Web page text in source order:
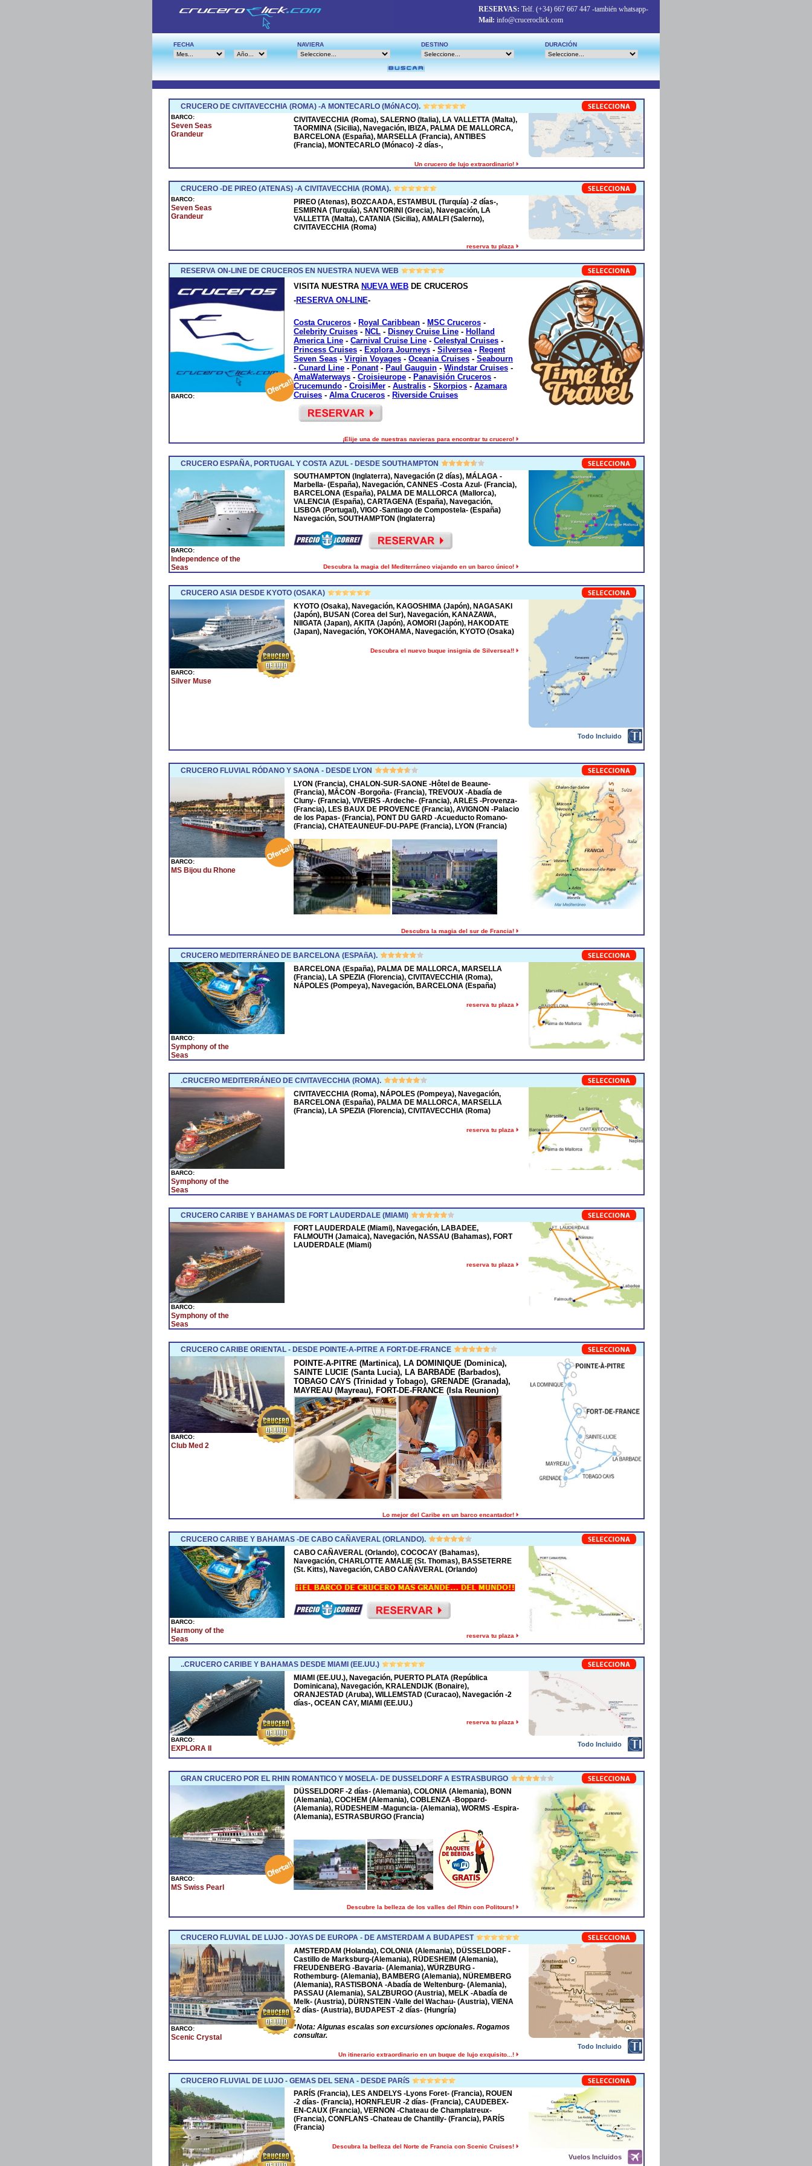
RESERVAS: Telf. (+34) 667 667 447 -también whatsapp-
Mail: info@cruceroclick.com
FECHA NAVIERA DESTINO DURACIÓN
CRUCERO DE CIVITAVECCHIA (ROMA) -A MONTECARLO (MóNACO).
BARCO:
Seven Seas
Grandeur
CIVITAVECCHIA (Roma), SALERNO (Italia), LA VALLETTA (Malta),
TAORMINA (Sicilia), Navegación, IBIZA, PALMA DE MALLORCA,
BARCELONA (España), MARSELLA (Francia), ANTIBES
(Francia), MONTECARLO (Mónaco) -2 días-,
Un crucero de lujo extraordinario!
CRUCERO -DE PIREO (ATENAS) -A CIVITAVECCHIA (ROMA).
BARCO:
Seven Seas
Grandeur
PIREO (Atenas), BOZCAADA, ESTAMBUL (Turquía) -2 días-,
ESMIRNA (Turquía), SANTORINI (Grecia), Navegación, LA
VALLETTA (Malta), CATANIA (Sicilia), AMALFI (Salerno),
CIVITAVECCHIA (Roma)
reserva tu plaza
RESERVA ON-LINE DE CRUCEROS EN NUESTRA NUEVA WEB
BARCO:
VISITA NUESTRA NUEVA WEB DE CRUCEROS
-RESERVA ON-LINE-
Costa Cruceros - Royal Caribbean - MSC Cruceros -
Celebrity Cruises - NCL - Disney Cruise Line - Holland
America Line - Carnival Cruise Line - Celestyal Cruises -
Princess Cruises - Explora Journeys - Silversea- Regent
Seven Seas - Virgin Voyages - Oceania Cruises - Seabourn
- Cunard Line - Ponant- Paul Gauguin - Windstar Cruises -
AmaWaterways - Croisieurope - Panavisión Cruceros -
Crucemundo - CroisiMer - Australis - Skorpios - Azamara
Cruises - Alma Cruceros - Riverside Cruises
¡Elije una de nuestras navieras para encontrar tu crucero!
CRUCERO ESPAÑA, PORTUGAL Y COSTA AZUL - DESDE SOUTHAMPTON
BARCO:
Independence of the
Seas
SOUTHAMPTON (Inglaterra), Navegación (2 días), MÁLAGA -
Marbella- (España), Navegación, CANNES -Costa Azul- (Francia),
BARCELONA (España), PALMA DE MALLORCA (Mallorca),
VALENCIA (España), CARTAGENA (España), Navegación,
LISBOA (Portugal), VIGO -Santiago de Compostela- (España)
Navegación, SOUTHAMPTON (Inglaterra)
Descubra la magia del Mediterráneo viajando en un barco único!
CRUCERO ASIA DESDE KYOTO (OSAKA)
BARCO:
Silver Muse
KYOTO (Osaka), Navegación, KAGOSHIMA (Japón), NAGASAKI
(Japón), BUSAN (Corea del Sur), Navegación, KANAZAWA,
NIIGATA (Japan), AKITA (Japón), AOMORI (Japón), HAKODATE
(Japan), Navegación, YOKOHAMA, Navegación, KYOTO (Osaka)
Descubra el nuevo buque insignia de Silversea!!
Todo Incluido
CRUCERO FLUVIAL RÓDANO Y SAONA - DESDE LYON
BARCO:
MS Bijou du Rhone
LYON (Francia), CHALON-SUR-SAONE -Hôtel de Beaune-
(Francia), MÂCON -Borgoña- (Francia), TREVOUX -Abadía de
Cluny- (Francia), VIVEIRS -Ardeche- (Francia), ARLES -Provenza-
(Francia), LES BAUX DE PROVENCE (Francia), AVIGNON -Palacio
de los Papas- (Francia), PONT DU GARD -Acueducto Romano-
(Francia), CHATEAUNEUF-DU-PAPE (Francia), LYON (Francia)
Descubra la magia del sur de Francia!
CRUCERO MEDITERRÁNEO DE BARCELONA (ESPAñA).
BARCO:
Symphony of the
Seas
BARCELONA (España), PALMA DE MALLORCA, MARSELLA
(Francia), LA SPEZIA (Florencia), CIVITAVECCHIA (Roma),
NÁPOLES (Pompeya), Navegación, BARCELONA (España)
reserva tu plaza
.CRUCERO MEDITERRÁNEO DE CIVITAVECCHIA (ROMA).
BARCO:
Symphony of the
Seas
CIVITAVECCHIA (Roma), NÁPOLES (Pompeya), Navegación,
BARCELONA (España), PALMA DE MALLORCA, MARSELLA
(Francia), LA SPEZIA (Florencia), CIVITAVECCHIA (Roma)
reserva tu plaza
CRUCERO CARIBE Y BAHAMAS DE FORT LAUDERDALE (MIAMI)
BARCO:
Symphony of the
Seas
FORT LAUDERDALE (Miami), Navegación, LABADEE,
FALMOUTH (Jamaica), Navegación, NASSAU (Bahamas), FORT
LAUDERDALE (Miami)
reserva tu plaza
CRUCERO CARIBE ORIENTAL - DESDE POINTE-A-PITRE A FORT-DE-FRANCE
BARCO:
Club Med 2
POINTE-A-PITRE (Martinica), LA DOMINIQUE (Dominica),
SAINTE LUCIE (Santa Lucia), LA BARBADE (Barbados),
TOBAGO CAYS (Trinidad y Tobago), GRENADE (Granada),
MAYREAU (Mayreau), FORT-DE-FRANCE (Isla Reunion)
Lo mejor del Caribe en un barco encantador!
CRUCERO CARIBE Y BAHAMAS -DE CABO CAÑAVERAL (ORLANDO).
BARCO:
Harmony of the
Seas
CABO CAÑAVERAL (Orlando), COCOCAY (Bahamas),
Navegación, CHARLOTTE AMALIE (St. Thomas), BASSETERRE
(St. Kitts), Navegación, CABO CAÑAVERAL (Orlando)
reserva tu plaza
..CRUCERO CARIBE Y BAHAMAS DESDE MIAMI (EE.UU.)
BARCO:
EXPLORA II
MIAMI (EE.UU.), Navegación, PUERTO PLATA (República
Dominicana), Navegación, KRALENDIJK (Bonaire),
ORANJESTAD (Aruba), WILLEMSTAD (Curacao), Navegación -2
días-, OCEAN CAY, MIAMI (EE.UU.)
reserva tu plaza
Todo Incluido
GRAN CRUCERO POR EL RHIN ROMANTICO Y MOSELA- DE DUSSELDORF A ESTRASBURGO
BARCO:
MS Swiss Pearl
DÜSSELDORF -2 días- (Alemania), COLONIA (Alemania), BONN
(Alemania), COCHEM (Alemania), COBLENZA -Boppard-
(Alemania), RÜDESHEIM -Maguncia- (Alemania), WORMS -Espira-
(Alemania), ESTRASBURGO (Francia)
Descubre la belleza de los valles del Rhin con Politours!
CRUCERO FLUVIAL DE LUJO - JOYAS DE EUROPA - DE AMSTERDAM A BUDAPEST
BARCO:
Scenic Crystal
AMSTERDAM (Holanda), COLONIA (Alemania), DÜSSELDORF -
Castillo de Marksburg-(Alemania), RÜDESHEIM (Alemania),
FREUDENBERG -Bavaria- (Alemania), WÜRZBURG -
Rothemburg- (Alemania), BAMBERG (Alemania), NÜREMBERG
(Alemania), RASTISBONA -Abadía de Weltenburg- (Alemania),
PASSAU (Alemania), SALZBURGO (Austria), MELK -Abadía de
Melk- (Austria), DÜRNSTEIN -Valle del Wachau- (Austria), VIENA
-2 días- (Austria), BUDAPEST-2 días- (Hungría)
*Nota: Algunas escalas son excursiones opcionales. Rogamos
consultar.
Un itinerario extraordinario en un buque de lujo exquisito...!
Todo Incluido
CRUCERO FLUVIAL DE LUJO - GEMAS DEL SENA - DESDE PARíS
PARÍS (Francia), LES ANDELYS -Lyons Foret- (Francia), ROUEN
-2 días- (Francia), HORNFLEUR -2 días- (Francia), CAUDEBEX-
EN-CAUX (Francia), VERNON -Chateau de Champlatreux-
(Francia), CONFLANS -Chateau de Chantilly- (Francia), PARÍS
(Francia)
Descubra la belleza del Norte de Francia con Scenic Cruises!
Vuelos Incluidos